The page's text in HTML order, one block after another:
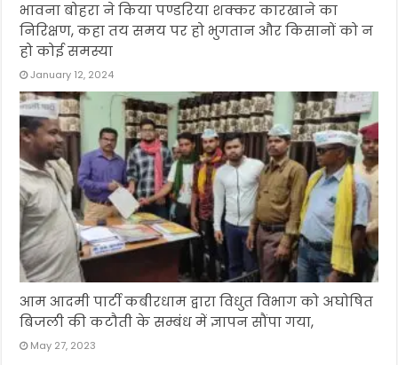
भावना बोहरा ने किया पण्डरिया शक्कर कारखाने का
निरिक्षण, कहा तय समय पर हो भुगतान और किसानों को न
हो कोई समस्या
January 12, 2024
आम आदमी पार्टी कबीरधाम द्वारा विधुत विभाग को अघोषित
बिजली की कटौती के सम्बंध में ज्ञापन सौंपा गया,
May 27, 2023